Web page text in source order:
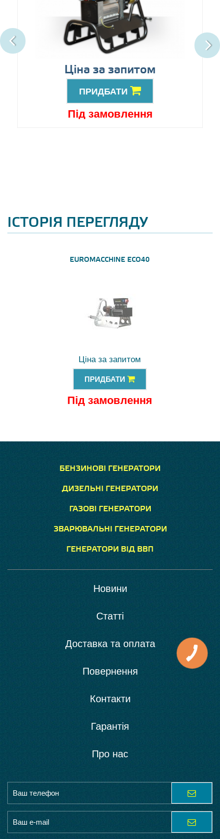
Ціна за запитом
ПРИДБАТИ
Під замовлення
ІСТОРІЯ ПЕРЕГЛЯДУ
EUROMACCHINE ECO40
Ціна за запитом
ПРИДБАТИ
Під замовлення
БЕНЗИНОВІ ГЕНЕРАТОРИ
ДИЗЕЛЬНІ ГЕНЕРАТОРИ
ГАЗОВІ ГЕНЕРАТОРИ
ЗВАРЮВАЛЬНІ ГЕНЕРАТОРИ
ГЕНЕРАТОРИ ВІД ВВП
Новини
Статті
Доставка та оплата
Повернення
Контакти
Гарантія
Про нас